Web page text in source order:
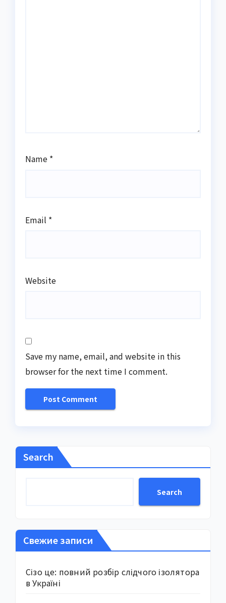
Name *
Email *
Website
Save my name, email, and website in this
browser for the next time I comment.
Search
Search
Свежие записи
Сізо це: повний розбір слідчого ізолятора
в Україні